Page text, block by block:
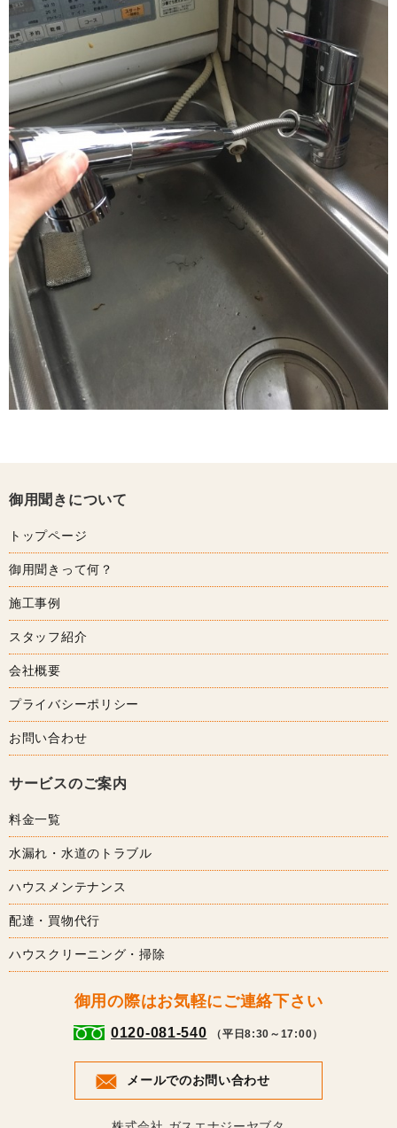
御用聞きについて
トップページ
御用聞きって何？
施工事例
スタッフ紹介
会社概要
プライバシーポリシー
お問い合わせ
サービスのご案内
料金一覧
水漏れ・水道のトラブル
ハウスメンテナンス
配達・買物代行
ハウスクリーニング・掃除
御用の際はお気軽にご連絡下さい
0120-081-540 （平日8:30～17:00）
メールでのお問い合わせ